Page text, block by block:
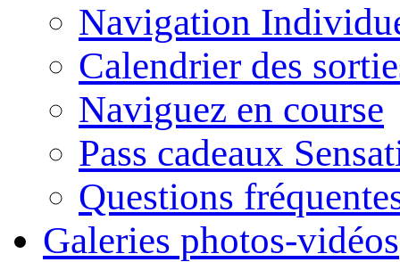
Navigation
Calendrier des
Naviguez en course
Pass cadeaux
Questions
Galeries photos-vidéos